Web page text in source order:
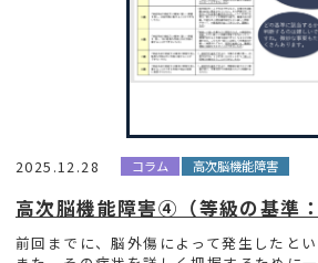
2025.12.28 コラム 高次脳機能障害
高次脳機能障害④（等級の基準：
前回までに、脳外傷によって発生したとい